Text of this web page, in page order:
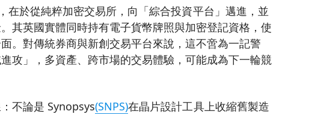
在於從純粹加密交易所，向「綜合投資平台」邁進，並
其英國實體同時持有電子貨幣牌照與加密登記資格，使
。對傳統券商與新創交易平台來說，這不啻為一記警
攻」，多資產、跨市場的交易體驗，可能成為下一輪競
不論是 Synopsys(SNPS)在晶片設計工具上收縮舊製造